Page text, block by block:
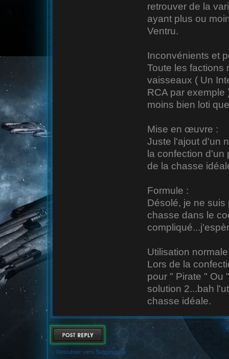
retrouver de la
ayant plus ou
Ventru.
Inconvénients et
Toute les factions
vaisseaux ( Un
RCA par exemple
moins bien loti
Mise en œuvre :
Juste l'ajout d'un
la confection
de la chasse
Formule :
Désolé, je ne
chasse dans le
Utilisation
Lors de la
pour " Pirate " Ou
solution 2...bah
chasse idéale.
RÉPONDRE
Retourner vers Suggestions